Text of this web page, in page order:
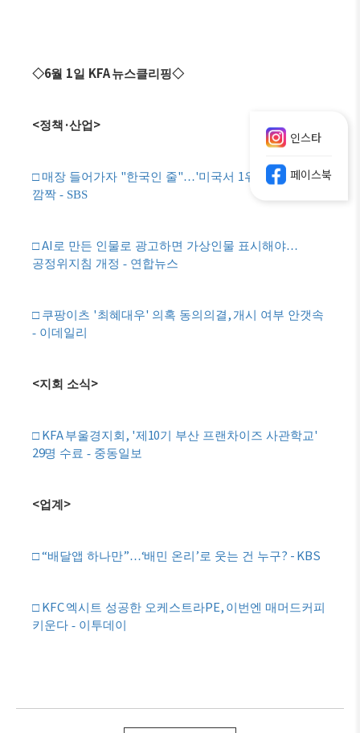
◇6월 1일 KFA뉴스클리핑◇
<정책 ·산업 >
□ 매장 들어가자 "한국인 줄"…'미국서 1위
현지인도
깜짝 - SBS
□AI 로 만든 인물로 광고하면 가상인물 표시해야…
공정위지침 개정 - 연합뉴스
□ 쿠팡이츠 '최혜대우' 의혹 동의의결 , 개시 여부 안갯속
- 이데일리
<지회 소식>
□ KFA부울경지회 , '제 10기 부산 프랜차이즈 사관학교'
29명 수료 - 중동일보
<업계 >
□“배달앱 하나만”…‘배민 온리 ’로 웃는 건 누구? - KBS
□ KFC엑시트 성공한 오케스트라PE, 이번엔 매머드커피
키운다 - 이투데이
인스타
페이스북